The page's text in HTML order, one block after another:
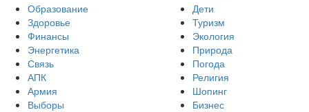
Образование
Здоровье
Финансы
Энергетика
Связь
АПК
Армия
Выборы
Дети
Туризм
Экология
Природа
Погода
Религия
Шопинг
Бизнес